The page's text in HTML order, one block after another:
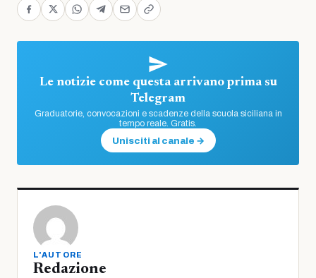
Le notizie come questa arrivano prima su
Telegram
Graduatorie, convocazioni e scadenze della scuola siciliana in
tempo reale. Gratis.
Unisciti al canale →
L'AUTORE
Redazione